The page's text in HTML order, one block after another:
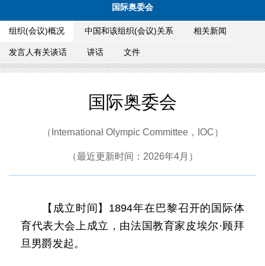
国际奥委会
组织(会议)概况 中国和该组织(会议)关系 相关新闻
发言人有关谈话 讲话 文件
国际奥委会
（International Olympic Committee，IOC）
（最近更新时间：2026年4月）
【成立时间】1894年在巴黎召开的国际体
育代表大会上成立，由法国教育家皮埃尔·顾拜
旦男爵发起。